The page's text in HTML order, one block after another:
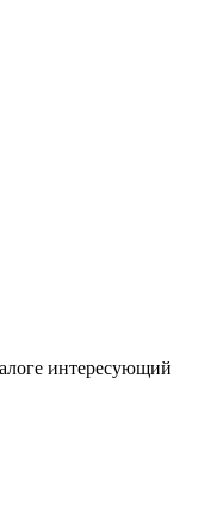
интересующий